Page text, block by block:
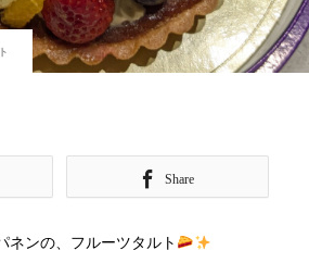
Share
ネンの、フルーツタルト